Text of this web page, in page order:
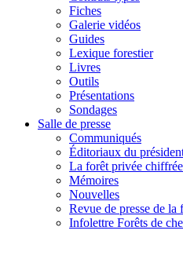
Fiches
Galerie vidéos
Guides
Lexique forestier
Livres
Outils
Présentations
Sondages
Salle de presse
Communiqués
Éditoriaux du
La forêt privée chiffrée
Mémoires
Nouvelles
Revue de presse de la
Infolettre Forêts de